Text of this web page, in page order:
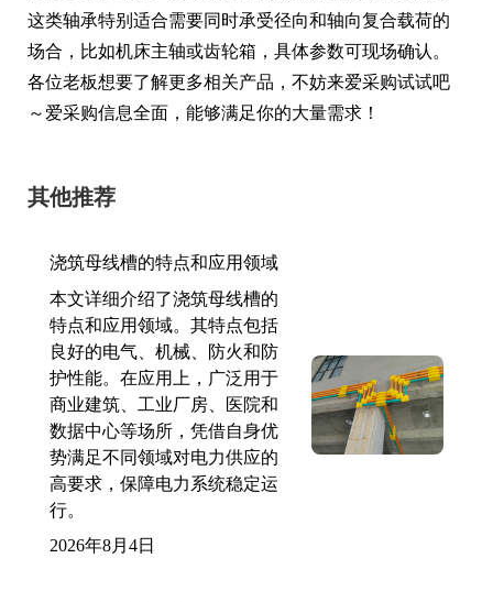
这类轴承特别适合需要同时承受径向和轴向复合载荷的
场合，比如机床主轴或齿轮箱，具体参数可现场确认。
各位老板想要了解更多相关产品，不妨来爱采购试试吧
～爱采购信息全面，能够满足你的大量需求！
其他推荐
浇筑母线槽的特点和应用领域
本文详细介绍了浇筑母线槽的
特点和应用领域。其特点包括
良好的电气、机械、防火和防
护性能。在应用上，广泛用于
商业建筑、工业厂房、医院和
数据中心等场所，凭借自身优
势满足不同领域对电力供应的
高要求，保障电力系统稳定运
行。
2026年8月4日